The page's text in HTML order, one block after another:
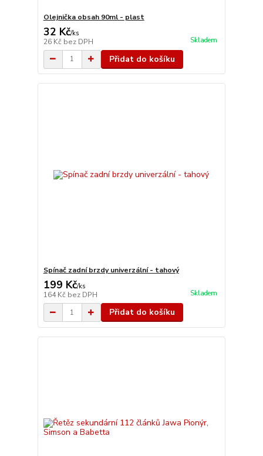
Olejnička obsah 90ml - plast
32 Kč/ks
26 Kč bez DPH Skladem
Přidat do košíku
Spínač zadní brzdy univerzální - tahový
199 Kč/ks
164 Kč bez DPH Skladem
Přidat do košíku